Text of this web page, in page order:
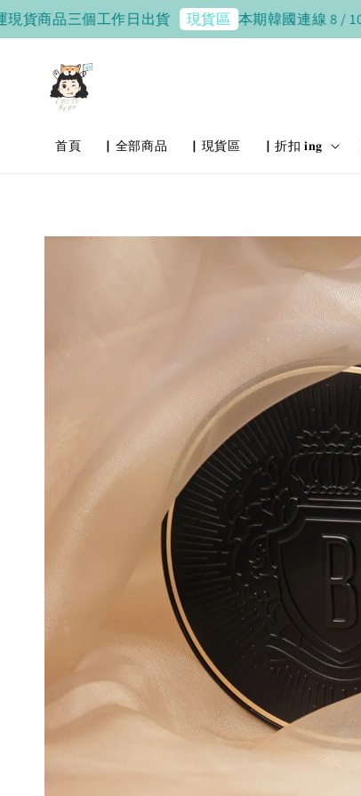
品三個工作日出貨 現貨區 本期韓國連線 8 / 10 收單
首頁 ▏全部商品 ▏現貨區 ▏折扣 𝐢𝐧𝐠